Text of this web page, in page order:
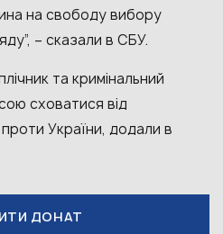
на свободу вибору
– сказали в СБУ.
та кримінальний
сховатися від
України, додали в
ДОНАТ